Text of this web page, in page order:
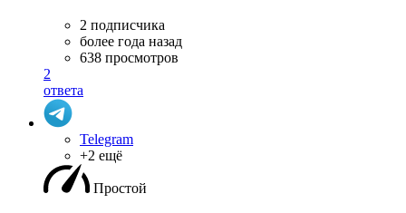
2 подписчика
более года назад
638 просмотров
2
ответа
Telegram
+2 ещё
Простой